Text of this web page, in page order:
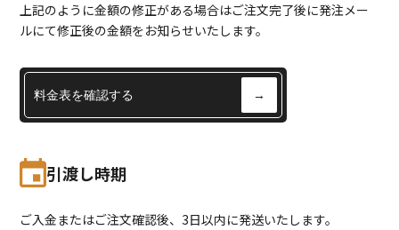
上記のように金額の修正がある場合はご注文完了後に発注メー
ルにて修正後の金額をお知らせいたします。
料金表を確認する →
引渡し時期
ご入金またはご注文確認後、3日以内に発送いたします。